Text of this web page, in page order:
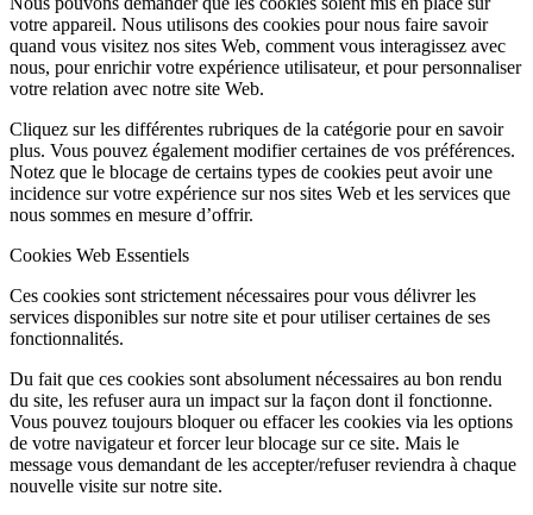
votre appareil. Nous utilisons des cookies pour nous faire savoir
quand vous visitez nos sites Web, comment vous interagissez avec
nous, pour enrichir votre expérience utilisateur, et pour personnaliser
votre relation avec notre site Web.
Cliquez sur les différentes rubriques de la catégorie pour en savoir
plus. Vous pouvez également modifier certaines de vos préférences.
Notez que le blocage de certains types de cookies peut avoir une
incidence sur votre expérience sur nos sites Web et les services que
nous sommes en mesure d’offrir.
Cookies Web Essentiels
Ces cookies sont strictement nécessaires pour vous délivrer les
services disponibles sur notre site et pour utiliser certaines de ses
fonctionnalités.
Du fait que ces cookies sont absolument nécessaires au bon rendu
du site, les refuser aura un impact sur la façon dont il fonctionne.
Vous pouvez toujours bloquer ou effacer les cookies via les options
de votre navigateur et forcer leur blocage sur ce site. Mais le
message vous demandant de les accepter/refuser reviendra à chaque
nouvelle visite sur notre site.